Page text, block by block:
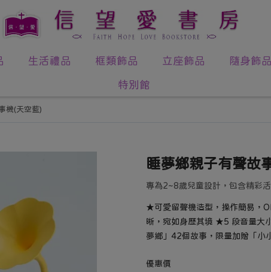
生活禮品 框類飾品 立座飾品 隨身飾品
特別館
機(天空藍)
睡夢鄉親子有聲故
專為2~8歲兒童設計，包含精彩
★可愛留聲機造型，操作簡易，
晰，宛如身歷其境 ★5 段音量大
夢鄉」42個故事，限量加贈「小
優惠價